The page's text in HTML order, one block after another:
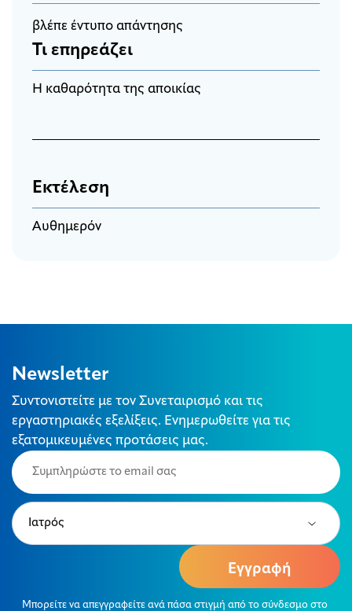
βλέπε έντυπο απάντησης
Τι επηρεάζει
Η καθαρότητα της αποικίας
Εκτέλεση
Αυθημερόν
Newsletter
Συντονιστείτε με τον Συνεταιρισμό και τις
εργαστηριακές εξελίξεις. Ενημερωθείτε για τις
εξατομικευμένες προτάσεις μας.
Email
(Required)
Type
(Required)
Μπορείτε να απεγγραφείτε ανά πάσα στιγμή από το σύνδεσμο στο